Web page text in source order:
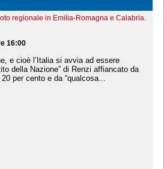
regionale in Emilia-Romagna e Calabria.
16:00
e cioè l’Italia si avvia ad essere
della Nazione” di Renzi affiancato da
per cento e da “qualcosa...